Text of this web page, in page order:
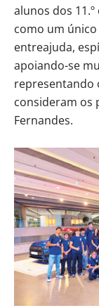
alunos dos
como um
entreajuda,
apoiando-se
representando
consideram os
Fernandes.